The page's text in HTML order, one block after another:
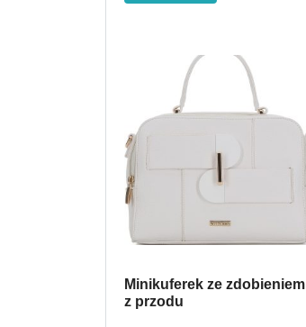
Minikuferek ze zdobieniem
z przodu